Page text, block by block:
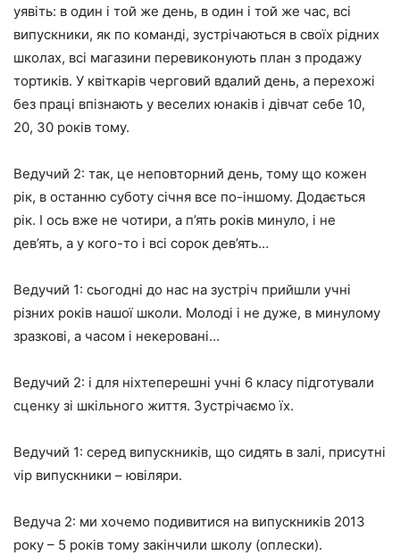
уявіть: в один і той же день, в один і той же час, всі
випускники, як по команді, зустрічаються в своїх рідних
школах, всі магазини перевиконують план з продажу
тортиків. У квіткарів черговий вдалий день, а перехожі
без праці впізнають у веселих юнаків і дівчат себе 10,
20, 30 років тому.
Ведучий 2: так, це неповторний день, тому що кожен
рік, в останню суботу січня все по-іншому. Додається
рік. І ось вже не чотири, а п’ять років минуло, і не
дев’ять, а у кого-то і всі сорок дев’ять…
Ведучий 1: сьогодні до нас на зустріч прийшли учні
різних років нашої школи. Молоді і не дуже, в минулому
зразкові, а часом і некеровані…
Ведучий 2: і для ніхтеперешні учні 6 класу підготували
сценку зі шкільного життя. Зустрічаємо їх.
Ведучий 1: серед випускників, що сидять в залі, присутні
vip випускники – ювіляри.
Ведуча 2: ми хочемо подивитися на випускників 2013
року – 5 років тому закінчили школу (оплески).